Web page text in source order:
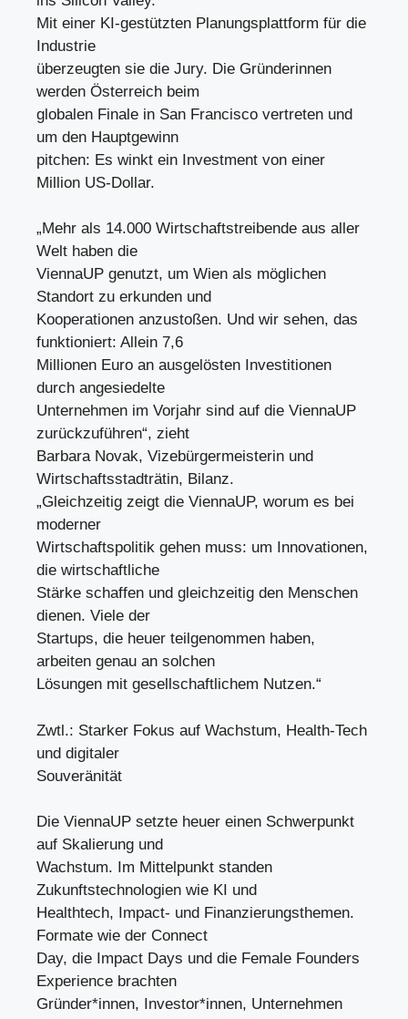
Mit einer KI-gestützten Planungsplattform für die
Industrie
überzeugten sie die Jury. Die Gründerinnen
werden Österreich beim
globalen Finale in San Francisco vertreten und
um den Hauptgewinn
pitchen: Es winkt ein Investment von einer
Million US-Dollar.
„Mehr als 14.000 Wirtschaftstreibende aus aller
Welt haben die
ViennaUP genutzt, um Wien als möglichen
Standort zu erkunden und
Kooperationen anzustoßen. Und wir sehen, das
funktioniert: Allein 7,6
Millionen Euro an ausgelösten Investitionen
durch angesiedelte
Unternehmen im Vorjahr sind auf die ViennaUP
zurückzuführen“, zieht
Barbara Novak, Vizebürgermeisterin und
Wirtschaftsstadträtin, Bilanz.
„Gleichzeitig zeigt die ViennaUP, worum es bei
moderner
Wirtschaftspolitik gehen muss: um Innovationen,
die wirtschaftliche
Stärke schaffen und gleichzeitig den Menschen
dienen. Viele der
Startups, die heuer teilgenommen haben,
arbeiten genau an solchen
Lösungen mit gesellschaftlichem Nutzen.“
Zwtl.: Starker Fokus auf Wachstum, Health-Tech
und digitaler
Souveränität
Die ViennaUP setzte heuer einen Schwerpunkt
auf Skalierung und
Wachstum. Im Mittelpunkt standen
Zukunftstechnologien wie KI und
Healthtech, Impact- und Finanzierungsthemen.
Formate wie der Connect
Day, die Impact Days und die Female Founders
Experience brachten
Gründer*innen, Investor*innen, Unternehmen